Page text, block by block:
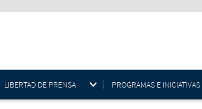
LIBERTAD DE PRENSA PROGRAMAS E INICIATIVAS